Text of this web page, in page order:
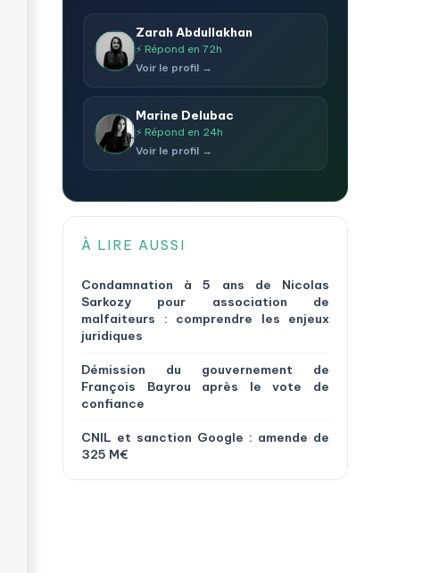
Zarah Abdullakhan
⚡ Répond en 72h
Voir le profil →
Marine Delubac
⚡ Répond en 24h
Voir le profil →
À LIRE AUSSI
Condamnation à 5 ans de Nicolas
Sarkozy pour association de
malfaiteurs : comprendre les enjeux
juridiques
Démission du gouvernement de
François Bayrou après le vote de
confiance
CNIL et sanction Google : amende de
325 M€